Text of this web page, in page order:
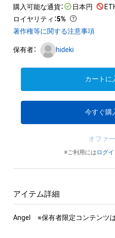
購入可能な通貨： 日本円
ロイヤリティ ：5%
著作権等に関する注意事項
保有者： hideki
カートに
今すぐ購
オファ
※ご利用には ログイ
アイテム詳細
Angel　※保有者限定コンテンツ